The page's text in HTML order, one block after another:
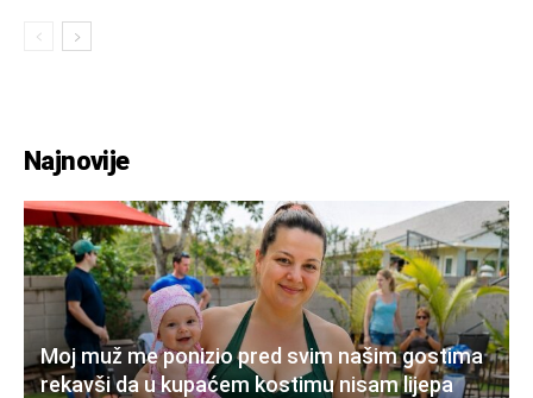
Najnovije
Moj muž me ponizio pred svim našim gostima
rekavši da u kupaćem kostimu nisam lijepa